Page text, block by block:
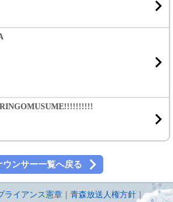
ウンサー一覧へ戻る
ライアンス憲章 青森放送人権方針｜